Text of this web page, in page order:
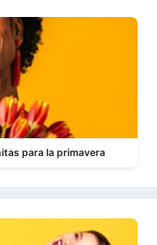
para la primavera